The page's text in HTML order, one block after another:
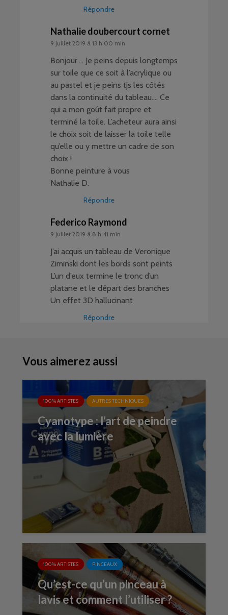
Répondre
Nathalie doubercourt cornet
9 juillet 2019 à 13 h 00 min
Bonjour…. Je peins depuis longtemps
sur toile que ce soit à l’acrylique ou
au pastel et je peins tjs les côtés
dans la continuité du tableau…. Ce
qui a mon goût fait propre et
terminé la toile. L’acheteur aura ainsi
le choix soit de laisser la toile telle
qu’elle ou y mettre un cadre de son
choix !
Bonne peinture à vous
Nathalie D.
Répondre
Federico Raymond
9 juillet 2019 à 8 h 41 min
J’ai acquis un tableau de Veronique
Ziminski dont les bords sont peints
L’un d’eux termine le tronc d’un
platane et le départ des branches
Un effet 3D hallucinant
Répondre
Vous aimerez aussi
100% ARTISTES AUTRES TECHNIQUES
Cyanotype : l’art de peindre
avec la lumière
100% ARTISTES PINCEAUX
Qu’est-ce qu’un pinceau à
lavis et comment l’utiliser ?